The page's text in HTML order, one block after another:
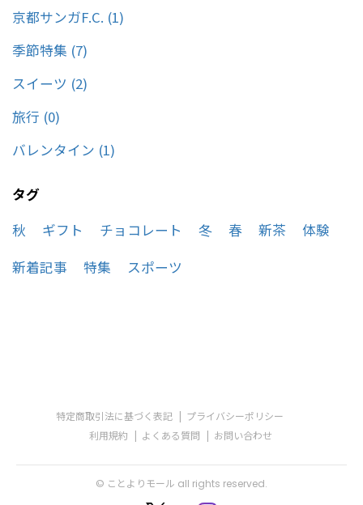
京都サンガF.C. (1)
季節特集 (7)
スイーツ (2)
旅行 (0)
バレンタイン (1)
タグ
秋
ギフト チョコレート 冬 春 新茶
体験
新着記事
特集 スポーツ
特定商取引法に基づく表記
プライバシーポリシー
利用規約
よくある質問 お問い合わせ
© ことよりモール all rights reserved.